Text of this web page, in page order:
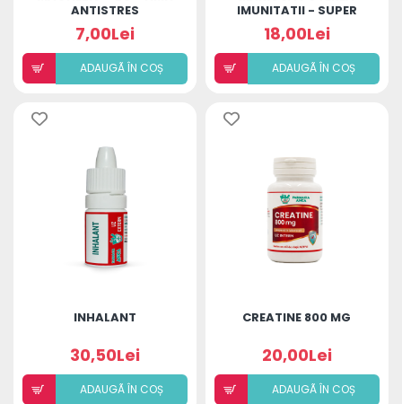
ANTISTRES
7,00Lei
ADAUGÃ ÎN COȘ
IMUNITATII - SUPER
IMUNO 20CP
18,00Lei
ADAUGÃ ÎN COȘ
INHALANT
30,50Lei
ADAUGÃ ÎN COȘ
CREATINE 800 MG
20,00Lei
ADAUGÃ ÎN COȘ